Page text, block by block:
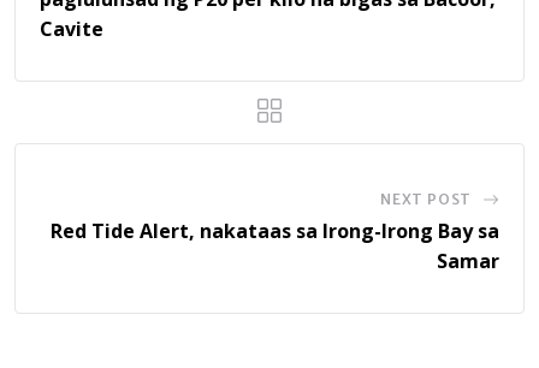
Cavite
NEXT POST
Red Tide Alert, nakataas sa Irong-Irong Bay sa
Samar